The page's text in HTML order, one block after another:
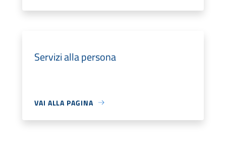
Servizi alla persona
VAI ALLA PAGINA